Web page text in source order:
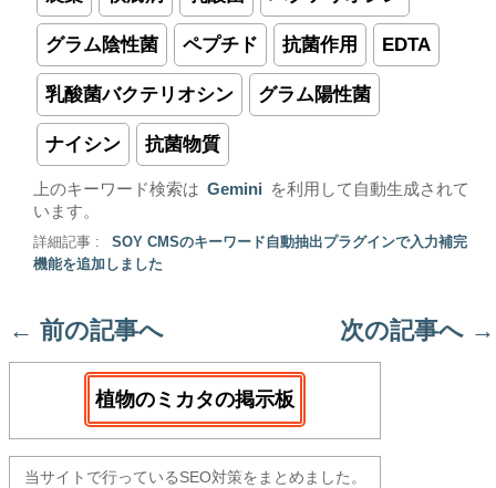
グラム陰性菌 ペプチド 抗菌作用 EDTA
乳酸菌バクテリオシン グラム陽性菌
ナイシン 抗菌物質
上のキーワード検索は Gemini
を利用して自動生成されて
います。
詳細記事 :
SOY CMSのキーワード自動抽出プラグインで入力補完
機能を追加しました
← 前の記事へ 次の記事へ →
植物のミカタの掲示板
当サイトで行っているSEO対策をまとめました。